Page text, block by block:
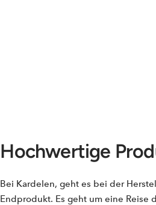
Hochwertige
Bei Kardelen, geht es bei der
Endprodukt. Es geht um eine Reise